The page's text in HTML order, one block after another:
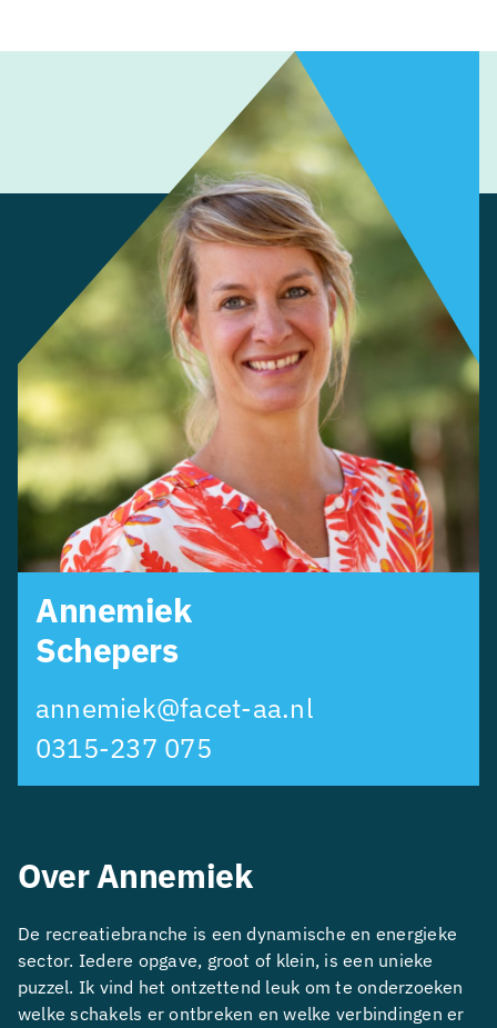
Annemiek
Schepers
annemiek@facet-aa.nl
0315-237 075
Over Annemiek
De recreatiebranche is een dynamische en energieke
sector. Iedere opgave, groot of klein, is een unieke
puzzel. Ik vind het ontzettend leuk om te onderzoeken
welke schakels er ontbreken en welke verbindingen er